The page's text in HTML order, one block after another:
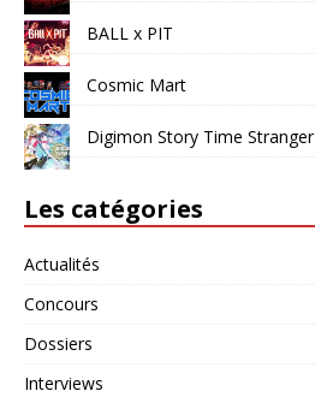
BALL x PIT
Cosmic Mart
Digimon Story Time Stranger
Les catégories
Actualités
Concours
Dossiers
Interviews